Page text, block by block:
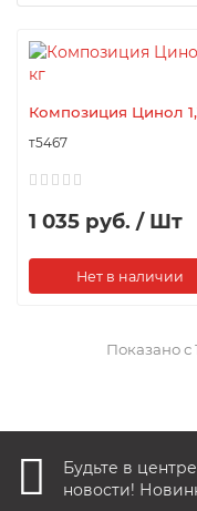
Композиция Цинол
т5467
1 035 руб. / Шт
Нет в наличии
Показано с
Будьте в
новости!